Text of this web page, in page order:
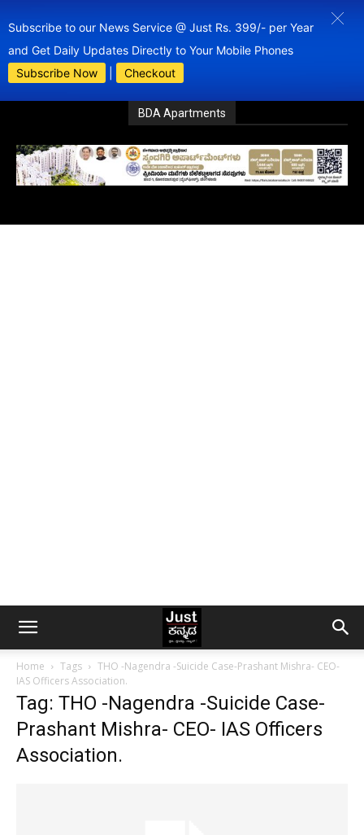
Subscribe to our News Service @ Just Rs. 399/- per Year
and Get Daily Updates Directly to Your Mobile Phones
Subscribe Now
Checkout
BDA Apartments
Home Tags
THO -Nagendra -Suicide Case-Prashant Mishra- CEO-
IAS Officers Association.
Tag: THO -Nagendra -Suicide Case-
Prashant Mishra- CEO- IAS Officers
Association.